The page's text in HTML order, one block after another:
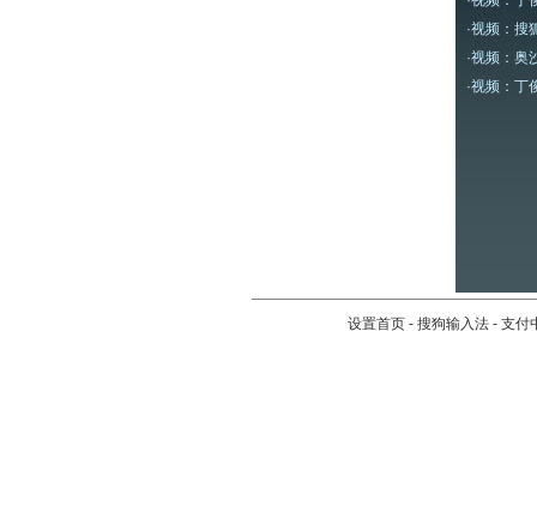
·视频：搜
·视频：奥
·视频：丁
设置首页 - 搜狗输入法 - 支付